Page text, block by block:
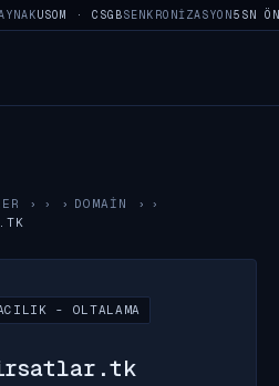
USOM · CSGBSENKRONIZASYON5SN
› DOMAIN
›
- OLTALAMA